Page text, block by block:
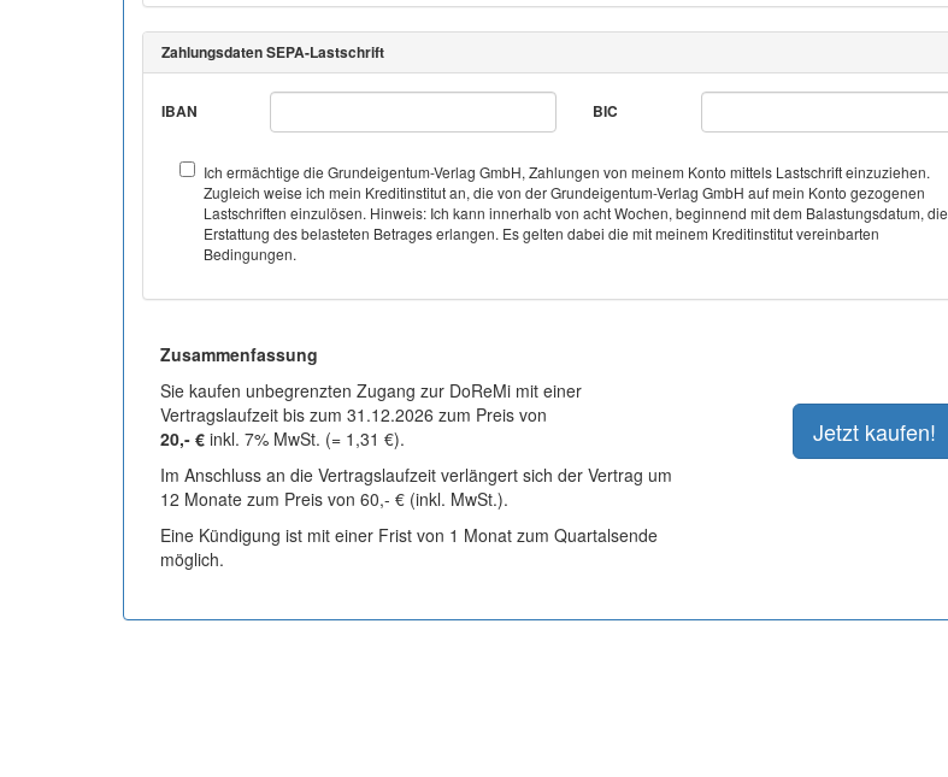
Zahlungsdaten SEPA-Lastschrift
IBAN BIC
Ich ermächtige die Grundeigentum-Verlag GmbH, Zahlungen von meinem Konto mittels Lastschrift einzuziehen.
Zugleich weise ich mein Kreditinstitut an, die von der Grundeigentum-Verlag GmbH auf mein Konto gezogenen
Lastschriften einzulösen. Hinweis: Ich kann innerhalb von acht Wochen, beginnend mit dem Balastungsdatum, die
Erstattung des belasteten Betrages erlangen. Es gelten dabei die mit meinem Kreditinstitut vereinbarten
Bedingungen.
Zusammenfassung
Sie kaufen unbegrenzten Zugang zur DoReMi mit einer
Vertragslaufzeit bis zum 31.12.2026 zum Preis von
20,- € inkl. 7% MwSt. (= 1,31 €).
Im Anschluss an die Vertragslaufzeit verlängert sich der Vertrag um
12 Monate zum Preis von 60,- € (inkl. MwSt.).
Eine Kündigung ist mit einer Frist von 1 Monat zum Quartalsende
möglich.